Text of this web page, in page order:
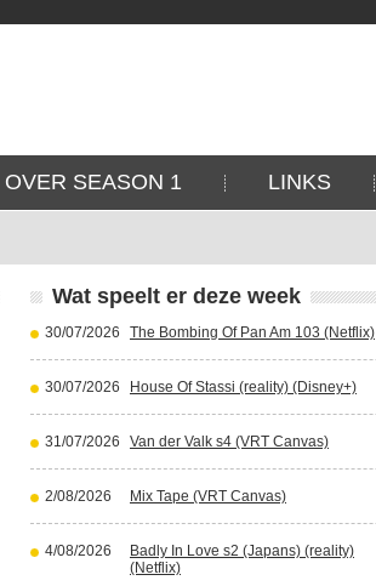
OVER SEASON 1 LINKS
Wat speelt er deze week
30/07/2026 The Bombing Of Pan Am 103 (Netflix)
30/07/2026 House Of Stassi (reality) (Disney+)
31/07/2026 Van der Valk s4 (VRT Canvas)
2/08/2026 Mix Tape (VRT Canvas)
4/08/2026
Badly In Love s2 (Japans) (reality)
(Netflix)